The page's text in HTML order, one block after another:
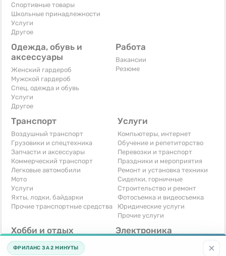
Спортивные товары
Школьные принадлежности
Услуги
Другое
Одежда, обувь и
аксессуары
Женский гардероб
Мужской гардероб
Спец. одежда и обувь
Услуги
Другое
Работа
Вакансии
Резюме
Транспорт
Воздушный транспорт
Грузовики и спецтехника
Запчасти и аксессуары
Коммерческий транспорт
Легковые автомобили
Мото
Услуги
Яхты, лодки, байдарки
Прочие транспортные средства
Услуги
Компьютеры, интернет
Обучение и репетиторство
Перевозки и транспорт
Праздники и мероприятия
Ремонт и установка техники
Сиделки, горничные
Строительство и ремонт
Фотосъемка и видеосъемка
Юридические услуги
Прочие услуги
Хобби и отдых
Книги и журналы
Музыкальные инструменты
Электроника
×
ФРИЛАНС ЗА 2 МИНУТЫ